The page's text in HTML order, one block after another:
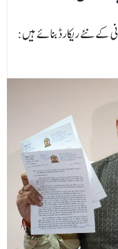
1سال میں بدعنوانی کے نئے ریکارڈ بنائے ہیں: